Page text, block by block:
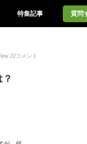
特集記事 質問
22コメント